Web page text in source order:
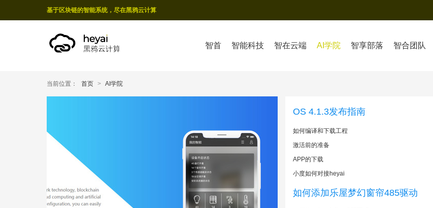
基于区块链的智能系统，尽在黑鸦云计算
智首 智能科技 智在云端 AI学院 智享部落 智合团队
当前位置： 首页 > AI学院
OS 4.1.3发布指南
如何编译和下载工程
激活前的准备
APP的下载
小度如何对接heyai
如何添加乐屋梦幻窗帘485驱动